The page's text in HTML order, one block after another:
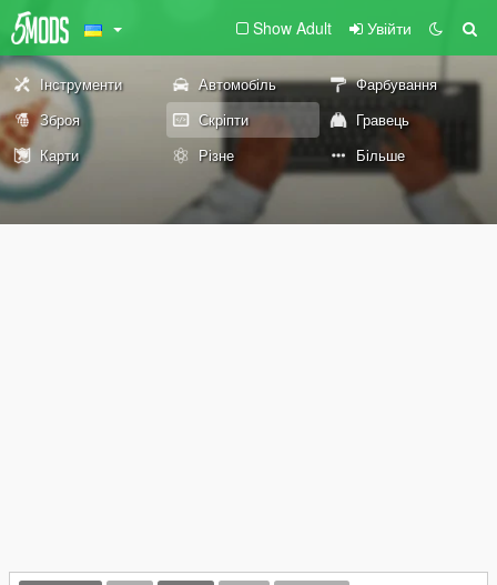
Show Adult Увійти
Інструменти Автомобіль
Фарбування
Зброя
Скріпти
Гравець
Карти
Різне Більше